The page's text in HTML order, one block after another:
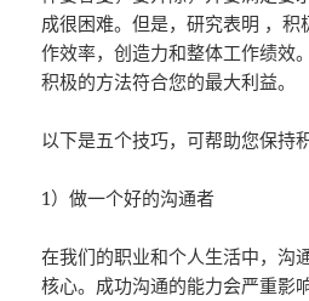
成很困难。但是，研究表明 ，
作效率，创造力和整体工作绩效
积极的方法符合您的最大利益。
以下是五个技巧，可帮助您保持
1）做一个好的沟通者
在我们的职业和个人生活中，沟
核心。成功沟通的能力会严重影